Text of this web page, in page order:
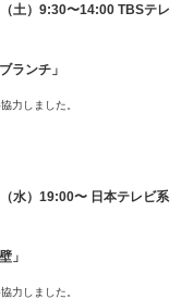
土）9:30〜14:00 TBSテレ
ランチ」
力しました。
水）19:00〜 日本テレビ系
」
力しました。